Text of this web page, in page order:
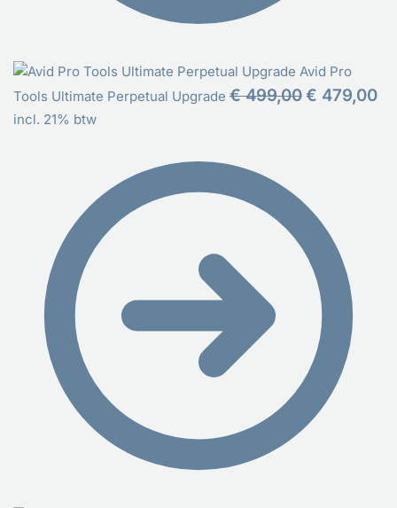
Avid Pro
Tools Ultimate Perpetual Upgrade €499,00€ 479,00
incl. 21% btw